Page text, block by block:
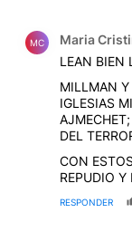
MC Maria
LEAN BIEN
MILLMAN
IGLESIAS
DEL
CON
REPUDIO Y
RESPONDER